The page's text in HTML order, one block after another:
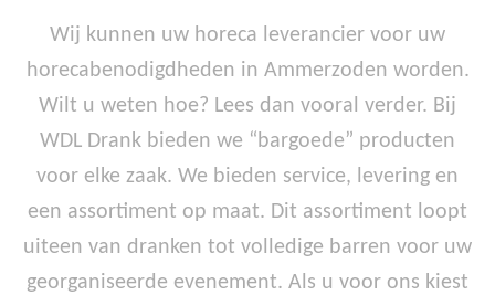
Wij kunnen uw horeca leverancier voor uw
horecabenodigdheden in Ammerzoden worden.
Wilt u weten hoe? Lees dan vooral verder. Bij
WDL Drank bieden we “bargoede” producten
voor elke zaak. We bieden service, levering en
een assortiment op maat. Dit assortiment loopt
uiteen van dranken tot volledige barren voor uw
georganiseerde evenement. Als u voor ons kiest